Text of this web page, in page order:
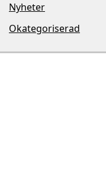
Nyheter
Okategoriserad